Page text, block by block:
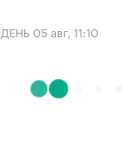
ДЕНЬ 05 авг, 11:10